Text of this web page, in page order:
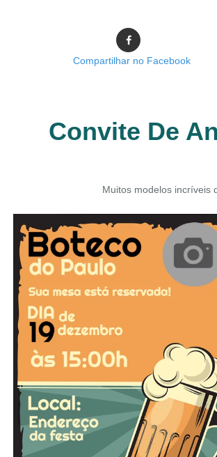
Compartilhar no Facebook
Convite De
Muitos modelos incríveis